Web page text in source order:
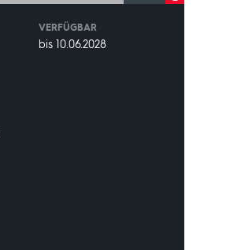
VERFÜGBAR
weltweit
VERFÜGBAR
bis 10.06.2028